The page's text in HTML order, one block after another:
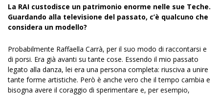
La RAI custodisce un patrimonio enorme nelle sue Teche.
Guardando alla televisione del passato, c’è qualcuno che
considera un modello?
Probabilmente Raffaella Carrà, per il suo modo di raccontarsi e
di porsi. Era già avanti su tante cose. Essendo il mio passato
legato alla danza, lei era una persona completa: riusciva a unire
tante forme artistiche. Però è anche vero che il tempo cambia e
bisogna avere il coraggio di sperimentare e, per esempio,